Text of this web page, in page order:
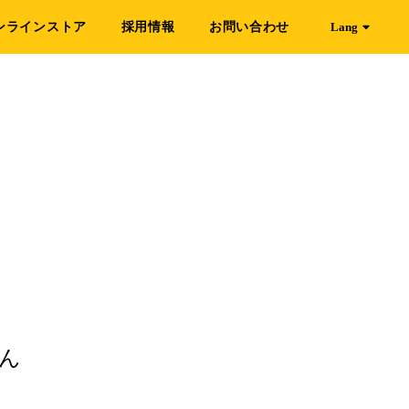
ラインストア 採用情報 お問い合わせ Lang